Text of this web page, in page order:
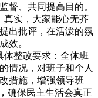
督、共同提高目的。
实，大家能心无芥
出批评，在活泼的氛
效。
整改要求：全体班
情况，对班子和个人
措施，增强领导班
确保民主生活会真正